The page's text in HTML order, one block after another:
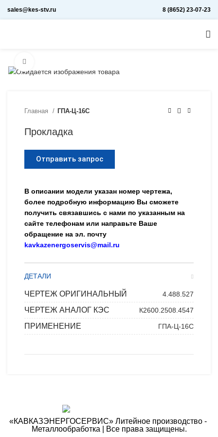
sales@kes-stv.ru 8 (8652) 23-07-23
Главная ГПА-Ц-16С
Прокладка
Отправить запрос
В описании модели указан номер чертежа,
более подробную информацию Вы сможете
получить связавшись с нами по указанным на
сайте телефонам или направьте Ваше
обращение на эл. почту
kavkazenergoservis@mail.ru
ДЕТАЛИ
ЧЕРТЕЖ ОРИГИНАЛЬНЫЙ 4.488.527
ЧЕРТЕЖ АНАЛОГ КЭС К2600.2508.4547
ПРИМЕНЕНИЕ ГПА-Ц-16С
«КАВКАЗЭНЕРГОСЕРВИС» ​Литейное производство - ​
Металлообработка | Все права защищены.